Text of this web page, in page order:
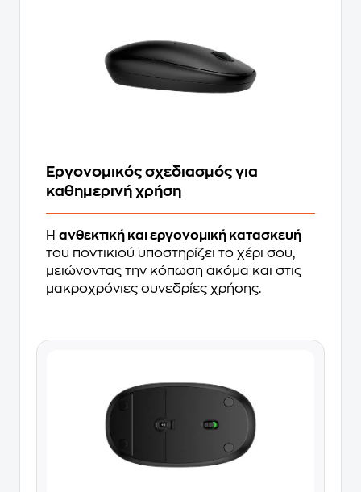
Εργονομικός σχεδιασμός για
καθημερινή χρήση
Η ανθεκτική και εργονομική κατασκευή
του ποντικιού υποστηρίζει το χέρι σου,
μειώνοντας την κόπωση ακόμα και στις
μακροχρόνιες συνεδρίες χρήσης.